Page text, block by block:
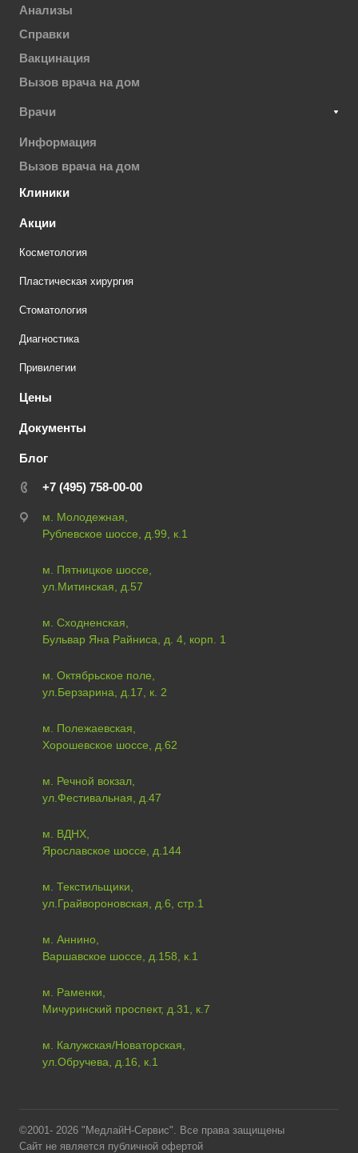
Анализы
Справки
Вакцинация
Вызов врача на дом
Врачи
Информация
Вызов врача на дом
Клиники
Акции
Косметология
Пластическая хирургия
Стоматология
Диагностика
Привилегии
Цены
Документы
Блог
+7 (495) 758-00-00
м. Молодежная,
Рублевское шоссе, д.99, к.1
м. Пятницкое шоссе,
ул.Митинская, д.57
м. Сходненская,
Бульвар Яна Райниса, д. 4, корп. 1
м. Октябрьское поле,
ул.Берзарина, д.17, к. 2
м. Полежаевская,
Хорошевское шоссе, д.62
м. Речной вокзал,
ул.Фестивальная, д.47
м. ВДНХ,
Ярославское шоссе, д.144
м. Текстильщики,
ул.Грайвороновская, д.6, стр.1
м. Аннино,
Варшавское шоссе, д.158, к.1
м. Раменки,
Мичуринский проспект, д.31, к.7
м. Калужская/Новаторская,
ул.Обручева, д.16, к.1
©2001- 2026 "МедлайН-Сервис". Все права защищены
Сайт не является публичной офертой